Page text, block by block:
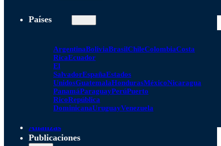
Países
ArgentinaBoliviaBrasilChileColombiaCosta
RicaEcuador
El
SalvadorEspañaEstados
UnidosGuatemalaHondurasMéxicoNicaragua
PanamáParaguayPerúPuerto
RicoRepública
DominicanaUruguayVenezuela
Alianzas
Publicaciones